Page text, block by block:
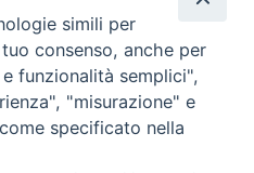
stampa):
simili per
consenso, anche per
funzionalità semplici",
"misurazione" e
specificato nella